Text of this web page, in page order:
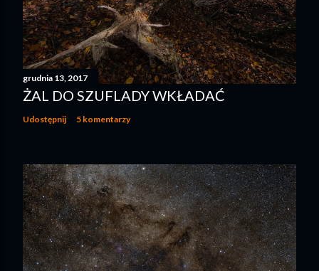
grudnia 13, 2017
ŻAL DO SZUFLADY WKŁADAĆ
Udostępnij 5 komentarzy